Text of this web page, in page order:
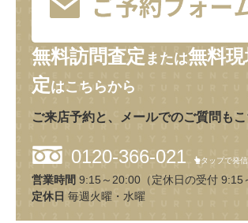
無料訪問査定 または無料
定はこちらから
ご来店予約と、メールでのご質問も
0120-366-021 タップで発信
営業時間 9:15～20:00（定休日の受付
定休日 毎週火曜・水曜